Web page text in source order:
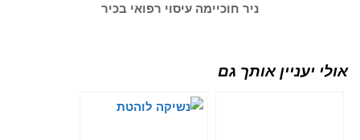
ניר חוכיימה עיסוי רפואי בכיר
אולי יעניין אותך גם